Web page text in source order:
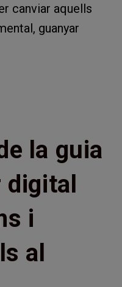
canviar aquells
guanyar
la guia
i
al